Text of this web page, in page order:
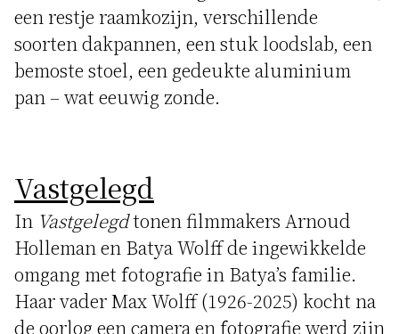
een restje raamkozijn, verschillende
soorten dakpannen, een stuk loodslab, een
bemoste stoel, een gedeukte aluminium
pan – wat eeuwig zonde.
Vastgelegd
In Vastgelegdtonen filmmakers Arnoud
Holleman en Batya Wolff de ingewikkelde
omgang met fotografie in Batya’s familie.
Haar vader Max Wolff (1926-2025) kocht na
de oorlog een camera en fotografie werd zijn